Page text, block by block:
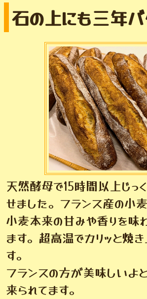
石の上にも三年バ
天然酵母で15時間以上じっ
せました。フランス産の小
小麦本来の甘みや香りを味
ます。超高温でカリッと焼
す。
フランスの方が美味しいよ
来られてます。